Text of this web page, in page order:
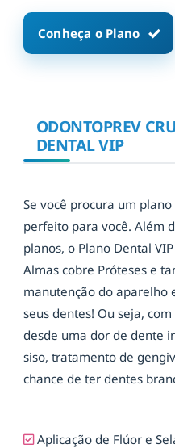
Conheça o Plano
ODONTOPREV
DENTAL VIP
Se você procura um
perfeito para você. Além
planos, o Plano Dental
Almas cobre Próteses e
manutenção do aparelho
seus dentes! Ou seja,
desde uma dor de dente
siso, tratamento de
chance de ter dentes
Aplicação de Flúor e